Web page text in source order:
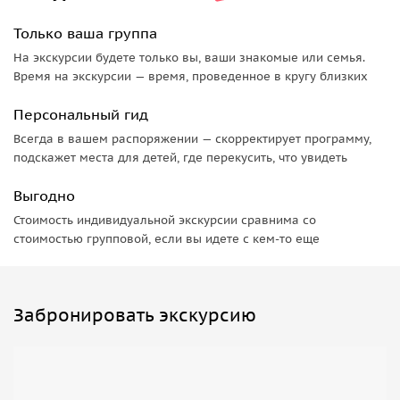
религиозного центра и одной из самых узнаваемых
достопримечательностей города. Прогулка по району
поможет понять различия между востоком и западом
научиться «читать» стиль и эпоху зданий по их фасадам. В
Асакусе экскурсия завершается.
Только ваша группа
На экскурсии будете только вы, ваши знакомые или семья.
Время на экскурсии — время, проведенное в кругу близких
Персональный гид
Всегда в вашем распоряжении — скорректирует программу,
подскажет места для детей, где перекусить, что увидеть
Выгодно
Стоимость индивидуальной экскурсии сравнима со
стоимостью групповой, если вы идете с кем-то еще
Забронировать экскурсию